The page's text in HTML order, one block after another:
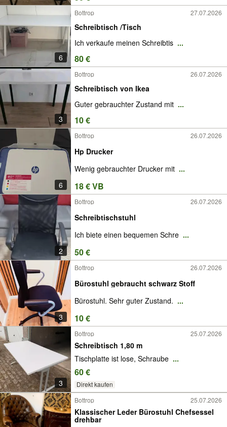
6
Bottrop 27.07.2026
Schreibtisch /Tisch
Ich verkaufe meinen Schreibtis ...
80 €
3
Bottrop 26.07.2026
Schreibtisch von Ikea
Guter gebrauchter Zustand mit ...
10 €
6
Bottrop 26.07.2026
Hp Drucker
Wenig gebrauchter Drucker mit ...
18 € VB
2
Bottrop 26.07.2026
Schreibtischstuhl
Ich biete einen bequemen Schre ...
50 €
3
Bottrop 26.07.2026
Bürostuhl gebraucht schwarz Stoff
Bürostuhl. Sehr guter Zustand. ...
10 €
3
Bottrop 25.07.2026
Schreibtisch 1,80 m
Tischplatte ist lose, Schraube ...
60 €
Direkt kaufen
Bottrop 25.07.2026
Klassischer Leder Bürostuhl Chefsessel
drehbar